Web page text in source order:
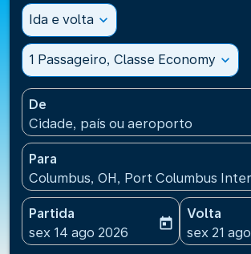
Ida e volta expand_more
1 Passageiro, Classe Economy expand_more
De
Cidade, país ou aeroporto
Para
Columbus, OH, Port Columbus
Partida
fc-booking-departure-date-aria-
sex 14 ago 2026
today
Volta
fc-
sex 21